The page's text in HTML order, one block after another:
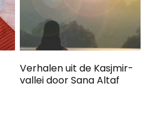
Verhalen uit de Kasjmir-
vallei door Sana Altaf